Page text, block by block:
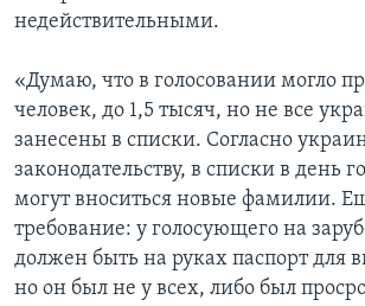
недействительными.
«Думаю, что в голосовании могло
человек, до 1,5 тысяч, но не все
занесены в списки. Согласно
законодательству, в списки в день
могут вноситься новые фамилии.
требование: у голосующего на
должен быть на руках паспорт для
но он был не у всех, либо был